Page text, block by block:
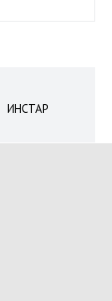
ИНСТАР